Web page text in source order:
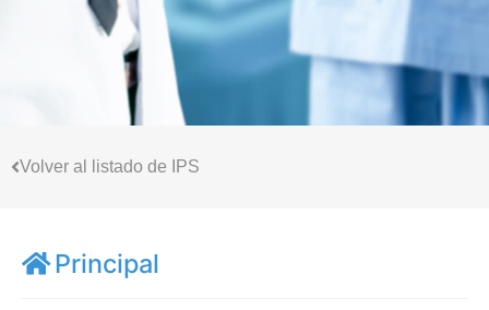
Volver al listado de IPS
Principal